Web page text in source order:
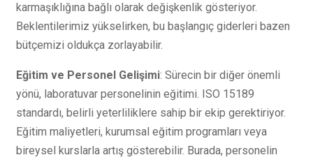
karmaşıklığına bağlı olarak değişkenlik gösteriyor.
Beklentilerimiz yükselirken, bu başlangıç giderleri bazen
bütçemizi oldukça zorlayabilir.
Eğitim ve Personel Gelişimi: Sürecin bir diğer önemli
yönü, laboratuvar personelinin eğitimi. ISO 15189
standardı, belirli yeterliliklere sahip bir ekip gerektiriyor.
Eğitim maliyetleri, kurumsal eğitim programları veya
bireysel kurslarla artış gösterebilir. Burada, personelin